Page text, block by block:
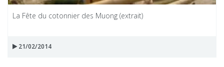
La Fête du cotonnier des Muong (extrait)
21/02/2014